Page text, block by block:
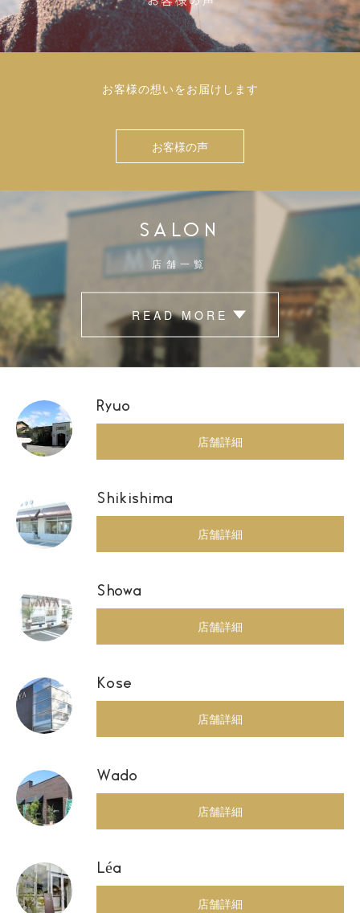
お客様の想いをお届けします
お客様の声
SALON
店舗一覧
READ MORE
Ryuo
店舗詳細
Shikishima
店舗詳細
Showa
店舗詳細
Kose
店舗詳細
Wado
店舗詳細
Léa
店舗詳細